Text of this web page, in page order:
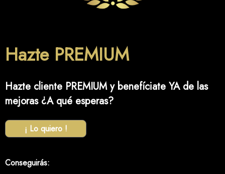
Hazte PREMIUM
Hazte cliente PREMIUM y benefíciate YA de las
mejoras ¿A qué esperas?
¡ Lo quiero !
Conseguirás: